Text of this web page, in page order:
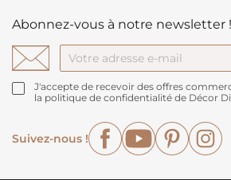
Abonnez-vous à notre newsletter !
J'accepte de recevoir des offres
la politique de confidentialité de Décor
Suivez-nous !
FacebookYouTube